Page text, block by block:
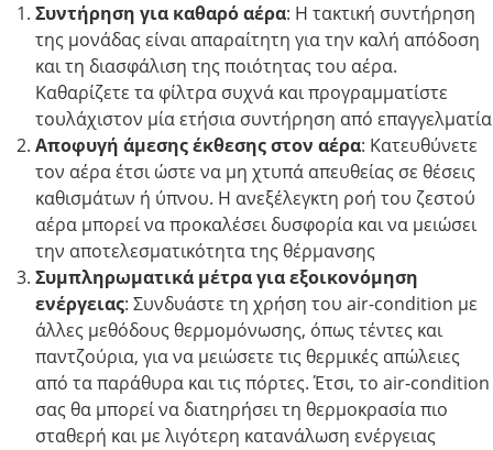
Συντήρηση για καθαρό αέρα: Η τακτική συντήρηση
της μονάδας είναι απαραίτητη για την καλή απόδοση
και τη διασφάλιση της ποιότητας του αέρα.
Καθαρίζετε τα φίλτρα συχνά και προγραμματίστε
τουλάχιστον μία ετήσια συντήρηση από επαγγελματία​
Αποφυγή άμεσης έκθεσης στον αέρα: Κατευθύνετε
τον αέρα έτσι ώστε να μη χτυπά απευθείας σε θέσεις
καθισμάτων ή ύπνου. Η ανεξέλεγκτη ροή του ζεστού
αέρα μπορεί να προκαλέσει δυσφορία και να μειώσει
την αποτελεσματικότητα της θέρμανσης​
Συμπληρωματικά μέτρα για εξοικονόμηση
ενέργειας: Συνδυάστε τη χρήση του air-condition με
άλλες μεθόδους θερμομόνωσης, όπως τέντες και
παντζούρια, για να μειώσετε τις θερμικές απώλειες
από τα παράθυρα και τις πόρτες. Έτσι, το air-condition
σας θα μπορεί να διατηρήσει τη θερμοκρασία πιο
σταθερή και με λιγότερη κατανάλωση ενέργειας​